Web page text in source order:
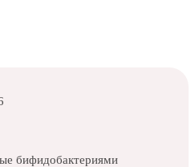
бифидобактериями